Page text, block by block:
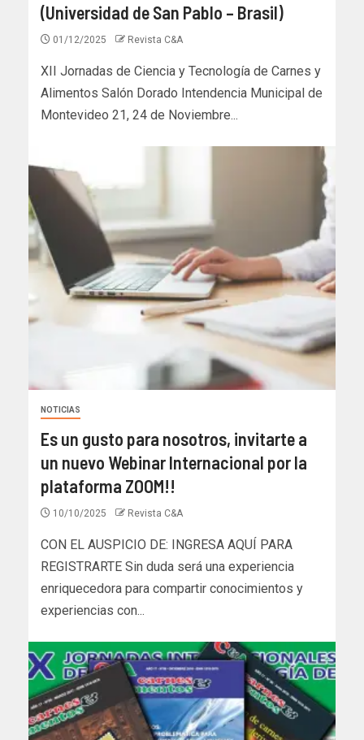
(Universidad de San Pablo – Brasil)
01/12/2025 Revista C&A
XII Jornadas de Ciencia y Tecnología de Carnes y
Alimentos Salón Dorado Intendencia Municipal de
Montevideo 21, 24 de Noviembre...
NOTICIAS
Es un gusto para nosotros, invitarte a
un nuevo Webinar Internacional por la
plataforma ZOOM!!
10/10/2025 Revista C&A
CON EL AUSPICIO DE: INGRESA AQUÍ PARA
REGISTRARTE Sin duda será una experiencia
enriquecedora para compartir conocimientos y
experiencias con...